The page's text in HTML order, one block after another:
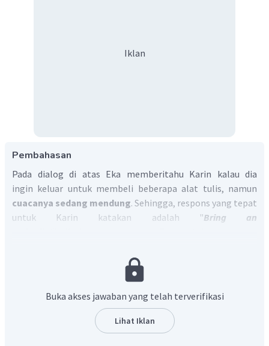
Iklan
Pembahasan
Pada dialog di atas Eka memberitahu Karin kalau dia
ingin keluar untuk membeli beberapa alat tulis, namun
cuacanya sedang mendung. Sehingga, respons yang tepat
untuk Karin katakan adalah "Bring an
Jadi, jawaban yang tepat adalah C.
Buka akses jawaban yang telah terverifikasi
Lihat Iklan